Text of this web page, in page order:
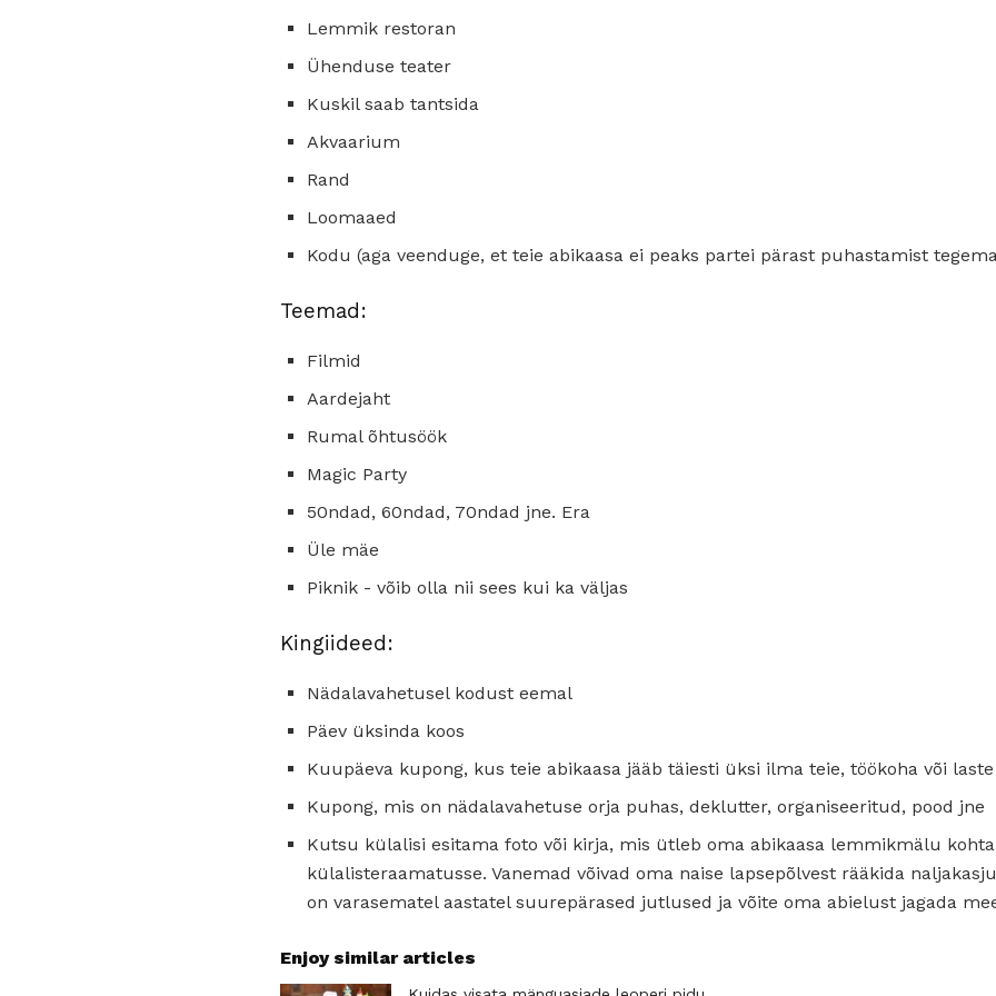
Lemmik restoran
Ühenduse teater
Kuskil saab tantsida
Akvaarium
Rand
Loomaaed
Kodu (aga veenduge, et teie abikaasa ei peaks partei pärast puhastamist
Teemad:
Filmid
Aardejaht
Rumal õhtusöök
Magic Party
50ndad, 60ndad, 70ndad jne. Era
Üle mäe
Piknik - võib olla nii sees kui ka väljas
Kingiideed:
Nädalavahetusel kodust eemal
Päev üksinda koos
Kuupäeva kupong, kus teie abikaasa jääb täiesti üksi ilma teie, töökoha või
Kupong, mis on nädalavahetuse orja puhas, deklutter, organiseeritud, pood jne
Kutsu külalisi esitama foto või kirja, mis ütleb oma abikaasa lemmikmälu
külalisteraamatusse. Vanemad võivad oma naise lapsepõlvest rääkida
on varasematel aastatel suurepärased jutlused ja võite oma abielust jagada
Enjoy similar articles